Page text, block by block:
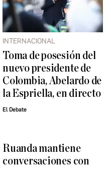
INTERNACIONAL
Toma de posesión del
nuevo presidente de
Colombia, Abelardo de
la Espriella, en directo
El Debate
Ruanda mantiene
conversaciones con